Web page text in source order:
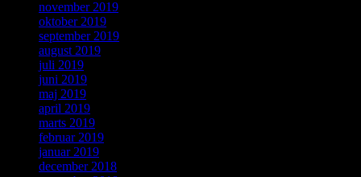
november 2019
oktober 2019
september 2019
august 2019
juli 2019
juni 2019
maj 2019
april 2019
marts 2019
februar 2019
januar 2019
december 2018